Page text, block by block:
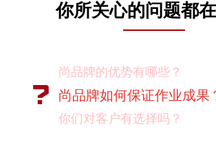
你所关心的问题都
尚品牌的优势有哪些？
尚品牌如何保证作业成果
你们对客户有选择吗？